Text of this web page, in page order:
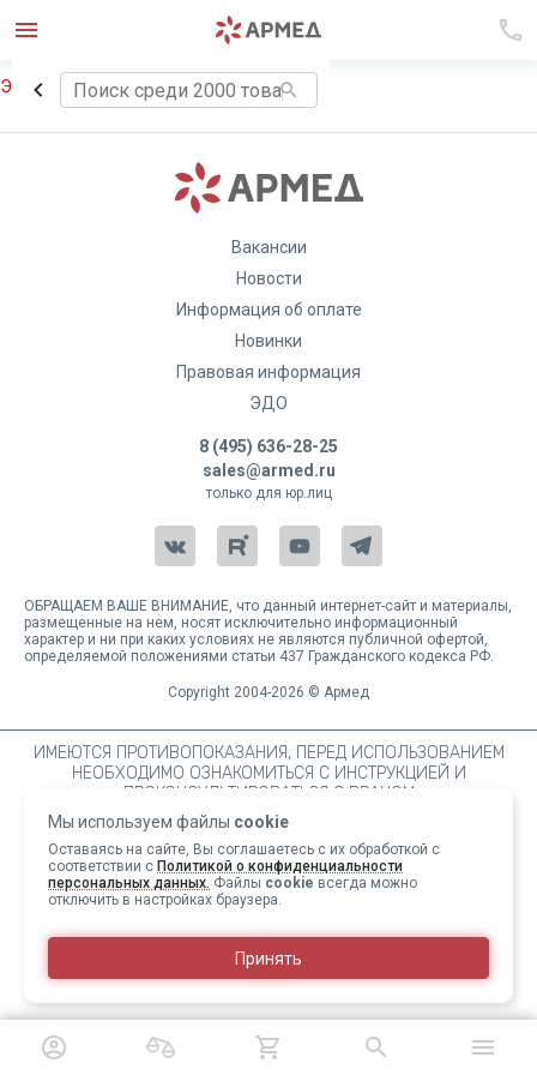
Элемент не найден!
Мы используем файлы cookie
Оставаясь на сайте, Вы соглашаетесь с их обработкой с
соответствии с Политикой о конфиденциальности
персональных данных. Файлы cookie всегда можно
отключить в настройках браузера.
Принять
Вакансии
Новости
Информация об оплате
Новинки
Правовая информация
ЭДО
8 (495) 636-28-25
sales@armed.ru
только для юр.лиц
ОБРАЩАЕМ ВАШЕ ВНИМАНИЕ, что данный интернет-сайт и материалы,
размещенные на нем, носят исключительно информационный
характер и ни при каких условиях не являются публичной офертой,
определяемой положениями статьи 437 Гражданского кодекса РФ.
Copyright 2004-2026 © Армед
ИМЕЮТСЯ ПРОТИВОПОКАЗАНИЯ, ПЕРЕД ИСПОЛЬЗОВАНИЕМ
НЕОБХОДИМО ОЗНАКОМИТЬСЯ С ИНСТРУКЦИЕЙ И
ПРОКОНСУЛЬТИРОВАТЬСЯ С ВРАЧОМ